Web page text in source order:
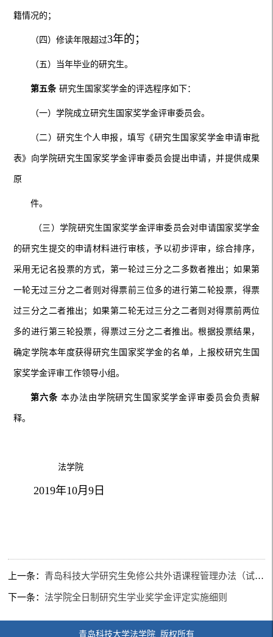
籍情况的；
（四）修读年限超过3年的；
（五）当年毕业的研究生。
第五条 研究生国家奖学金的评选程序如下：
（一）学院成立研究生国家奖学金评审委员会。
（二）研究生个人申报，填写《研究生国家奖学金申请审批
表》向学院研究生国家奖学金评审委员会提出申请，并提供成果
原
件。
（三）学院研究生国家奖学金评审委员会对申请国家奖学金
的研究生提交的申请材料进行审核，予以初步评审，综合排序，
采用无记名投票的方式，第一轮过三分之二多数者推出；如果第
一轮无过三分之二者则对得票前三位多的进行第二轮投票，得票
过三分之二者推出；如果第二轮无过三分之二者则对得票前两位
多的进行第三轮投票，得票过三分之二者推出。根据投票结果，
确定学院本年度获得研究生国家奖学金的名单，上报校研究生国
家奖学金评审工作领导小组。
第六条 本办法由学院研究生国家奖学金评审委员会负责解
释。
法学院
2019年10月9日
上一条： 青岛科技大学研究生免修公共外语课程管理办法（试行）
下一条：法学院全日制研究生学业奖学金评定实施细则
青岛科技大学法学院 版权所有